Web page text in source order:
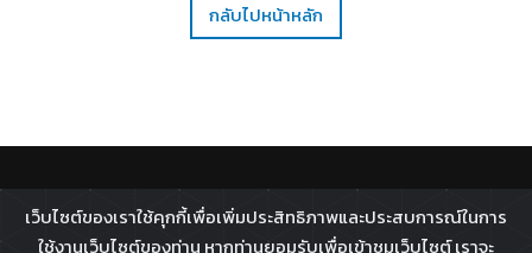
กลับไปหน้าหลัก
All rights reserved - 2026 © Broadcast Thai Television
เว็บไซต์ของเราใช้คุกกี้เพื่อเพิ่มประสิทธิภาพและประสบการณ์ในการ
ใช้งานเว็บไซต์ของท่าน หากท่านยอมรับเพื่อเข้าชมเว็บไซต์ เราจะ